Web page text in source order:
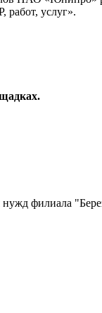
работ, услуг».
филиала